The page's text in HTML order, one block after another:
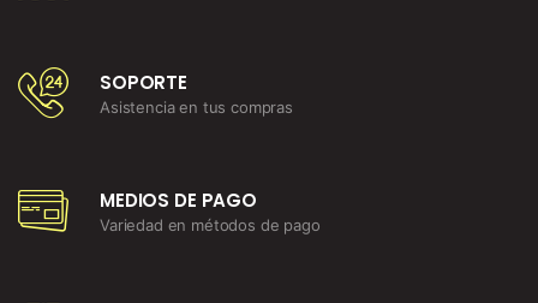
SOPORTE
Asistencia en tus compras
MEDIOS DE PAGO
Variedad en métodos de pago